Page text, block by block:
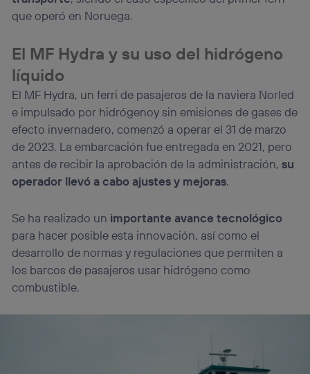
que operó en Noruega.
El MF Hydra y su uso del hidrógeno
líquido
El MF Hydra, un ferri de pasajeros de la naviera Norled
e impulsado por hidrógenoy sin emisiones de gases de
efecto invernadero, comenzó a operar el 31 de marzo
de 2023. La embarcación fue entregada en 2021, pero
antes de recibir la aprobación de la administración,su
operador llevó a cabo ajustes y mejoras.
Se ha realizado un importante avance tecnológico
para hacer posible esta innovación, así como el
desarrollo de normas y regulaciones que permiten a
los barcos de pasajeros usar hidrógeno como
combustible.
Puedes gestionar los consentimientos Utiq seleccionando
“Administrar Utiq” en la parte inferior de esta página web o
(“consenthub”). Para más información, consulta
la
política de privacidad de Utiq.